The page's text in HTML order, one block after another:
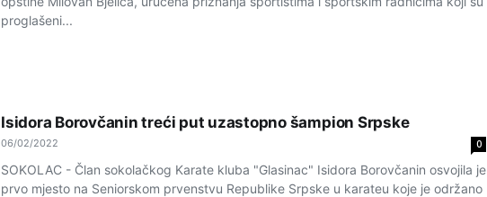
proglašeni...
Isidora Borovčanin treći put uzastopno šampion Srpske
06/02/2022 0
SOKOLAC - Član sokolačkog Karate kluba "Glasinac" Isidora Borovčanin osvojila je
prvo mjesto na Seniorskom prvenstvu Republike Srpske u karateu koje je održano